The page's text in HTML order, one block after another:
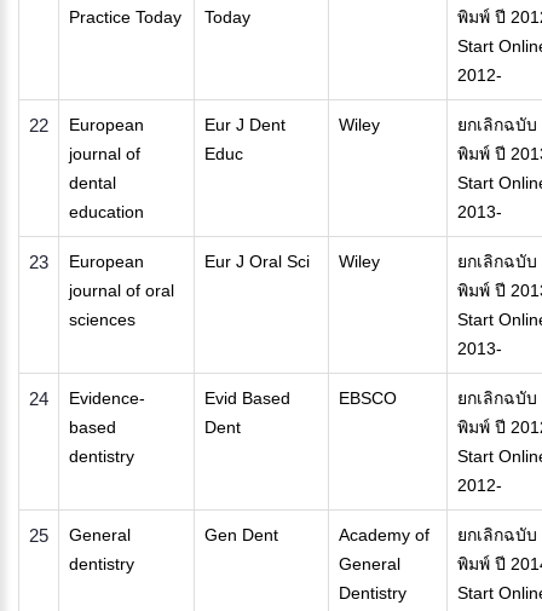
Practice Today
Today
พิมพ์ ปี
Start
2012-
22
European
journal of
dental
education
Eur J Dent
Educ
Wiley
ยกเลิกฉบับ
พิมพ์ ปี
Start
2013-
23
European
journal of oral
sciences
Eur J Oral Sci Wiley
ยกเลิกฉบับ
พิมพ์ ปี
Start
2013-
24
Evidence-
based
dentistry
Evid Based
Dent
EBSCO
ยกเลิกฉบับ
พิมพ์ ปี
Start
2012-
25
General
dentistry
Gen Dent
Academy of
General
Dentistry
ยกเลิกฉบับ
พิมพ์ ปี
Start